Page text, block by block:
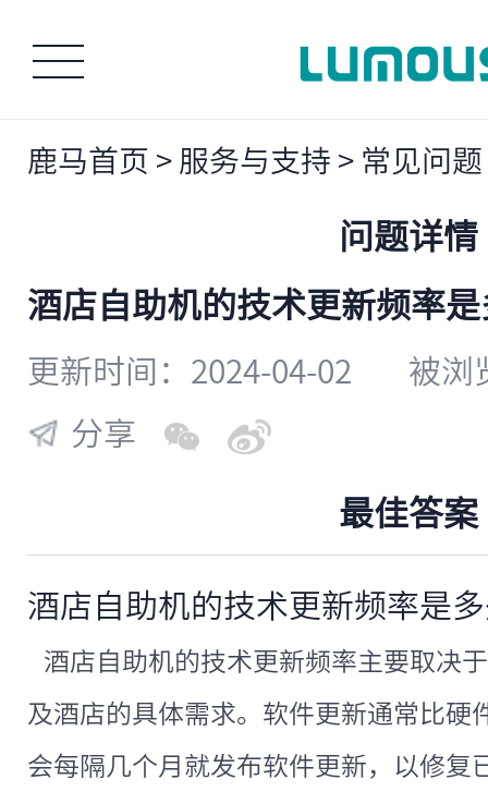
鹿马首页 > 服务与支持 > 常见问题
问题详情
酒店自助机的技术更新频率
更新时间：2024-04-02
被浏
分享
最佳答案
酒店自助机的技术更新频率是
酒店自助机的技术更新频率主要取决
及酒店的具体需求。软件更新通常比硬
会每隔几个月就发布软件更新，以修复